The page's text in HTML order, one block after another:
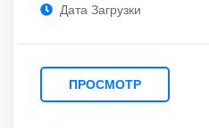
Дата Загрузки
ПРОСМОТР